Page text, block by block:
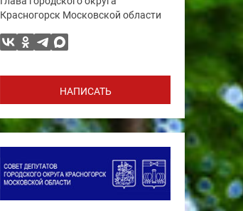
Красногорск Московской области
НАПИСАТЬ